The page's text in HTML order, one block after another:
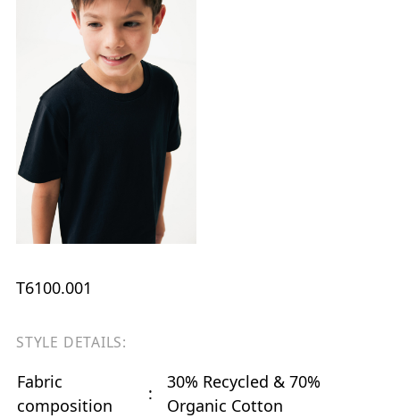
T6100.001
STYLE DETAILS:
Fabric
composition
:
30% Recycled & 70%
Organic Cotton